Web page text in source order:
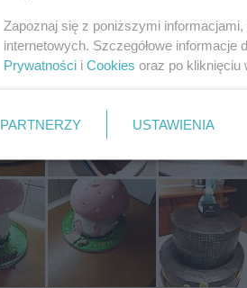
Zapoznaj się z poniższymi
internetowych. Szczegółowe
Prywatności i Cookies oraz po kliknięciu
PARTNERZY USTAWIENIA